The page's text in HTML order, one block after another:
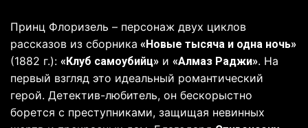
Принц Флоризель – персонаж двух циклов
рассказов из сборника «Новые тысяча и одна ночь»
(1882 г.): «Клуб самоубийц» и «Алмаз Раджи». На
первый взгляд это идеальный романтический
герой. Детектив-любитель, он бескорыстно
борется с преступниками, защищая невинных